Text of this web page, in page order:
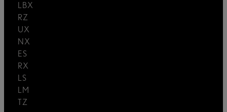
LBX
RZ
UX
NX
ES
RX
LS
LM
TZ